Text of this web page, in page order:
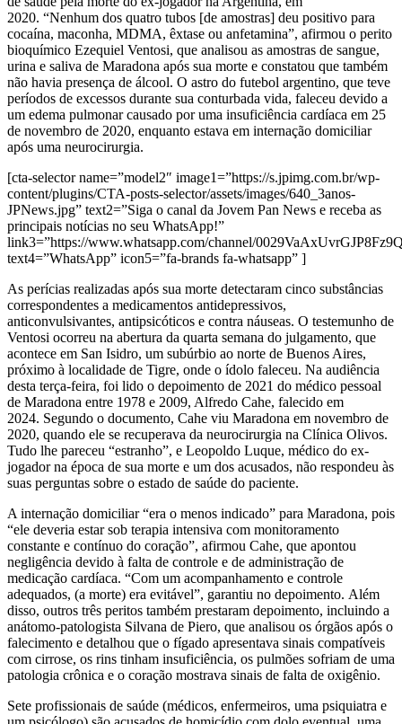
2020. “Nenhum dos quatro tubos [de amostras] deu positivo para
cocaína, maconha, MDMA, êxtase ou anfetamina”, afirmou o perito
bioquímico Ezequiel Ventosi, que analisou as amostras de sangue,
urina e saliva de Maradona após sua morte e constatou que também
não havia presença de álcool. O astro do futebol argentino, que teve
períodos de excessos durante sua conturbada vida, faleceu devido a
um edema pulmonar causado por uma insuficiência cardíaca em 25
de novembro de 2020, enquanto estava em internação domiciliar
após uma neurocirurgia.
[cta-selector name=”model2″ image1=”https://s.jpimg.com.br/wp-
content/plugins/CTA-posts-selector/assets/images/640_3anos-
JPNews.jpg” text2=”Siga o canal da Jovem Pan News e receba as
principais notícias no seu WhatsApp!”
link3=”https://www.whatsapp.com/channel/
text4=”WhatsApp” icon5=”fa-brands fa-whatsapp” ]
As perícias realizadas após sua morte detectaram cinco substâncias
correspondentes a medicamentos antidepressivos,
anticonvulsivantes, antipsicóticos e contra náuseas. O testemunho de
Ventosi ocorreu na abertura da quarta semana do julgamento, que
acontece em San Isidro, um subúrbio ao norte de Buenos Aires,
próximo à localidade de Tigre, onde o ídolo faleceu. Na audiência
desta terça-feira, foi lido o depoimento de 2021 do médico pessoal
de Maradona entre 1978 e 2009, Alfredo Cahe, falecido em
2024. Segundo o documento, Cahe viu Maradona em novembro de
2020, quando ele se recuperava da neurocirurgia na Clínica Olivos.
Tudo lhe pareceu “estranho”, e Leopoldo Luque, médico do ex-
jogador na época de sua morte e um dos acusados, não respondeu às
suas perguntas sobre o estado de saúde do paciente.
A internação domiciliar “era o menos indicado” para Maradona, pois
“ele deveria estar sob terapia intensiva com monitoramento
constante e contínuo do coração”, afirmou Cahe, que apontou
negligência devido à falta de controle e de administração de
medicação cardíaca. “Com um acompanhamento e controle
adequados, (a morte) era evitável”, garantiu no depoimento. Além
disso, outros três peritos também prestaram depoimento, incluindo a
anátomo-patologista Silvana de Piero, que analisou os órgãos após o
falecimento e detalhou que o fígado apresentava sinais compatíveis
com cirrose, os rins tinham insuficiência, os pulmões sofriam de uma
patologia crônica e o coração mostrava sinais de falta de oxigênio.
Sete profissionais de saúde (médicos, enfermeiros, uma psiquiatra e